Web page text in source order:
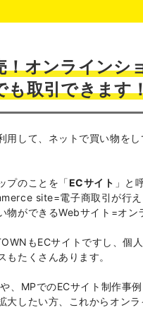
！オンラインシ
も取引できます
用して、ネットで買い物を
プのことを「ECサイト 」と
site=電子商取引が行え
ができるWebサイト=オン
もECサイトですし、個
たくさんあります。
、MPでのECサイト制作事例
大したい方、これからオン